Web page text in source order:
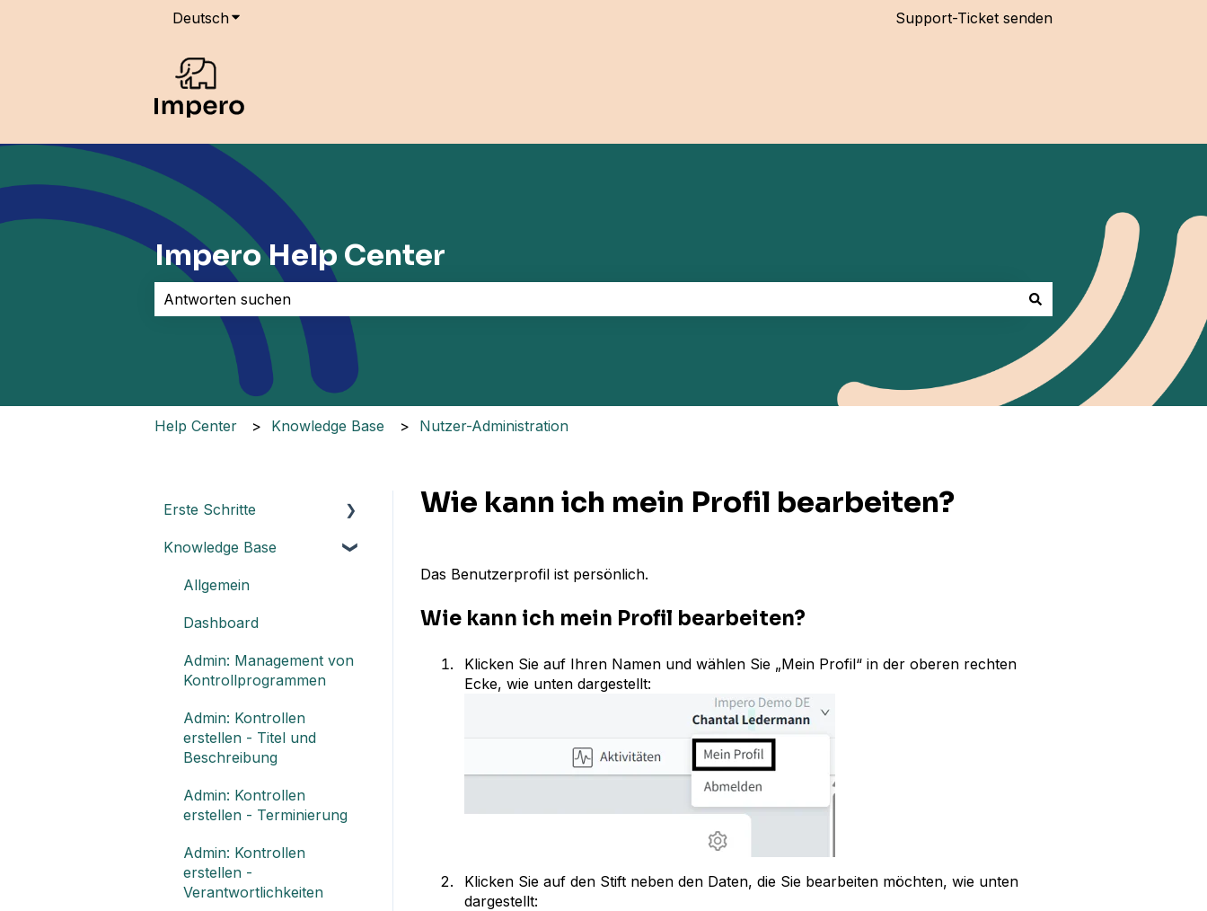
DeutschUntermenü für Übersetzungen anzeigen Support-Ticket senden
Impero Help Center
Es gibt keine Vorschläge, da das Suchfeld leer ist.
Help Center Knowledge Base Nutzer-Administration
Wie kann ich mein Profil bearbeiten?
Das Benutzerprofil ist persönlich.
Wie kann ich mein Profil bearbeiten?
Klicken Sie auf Ihren Namen und wählen Sie „Mein Profil“ in der oberen rechten
Ecke, wie unten dargestellt:
Klicken Sie auf den Stift neben den Daten, die Sie bearbeiten möchten, wie unten
dargestellt:
Erste Schritte
Die Grundlagen von
Impero
Impero
Einrichtungsleitfaden
Individuelle Anpassung
Ihrer Berichte
Knowledge Base
Allgemein
Dashboard
Admin: Management von
Kontrollprogrammen
Admin: Kontrollen
erstellen - Titel und
Beschreibung
Admin: Kontrollen
erstellen - Terminierung
Admin: Kontrollen
erstellen -
Verantwortlichkeiten